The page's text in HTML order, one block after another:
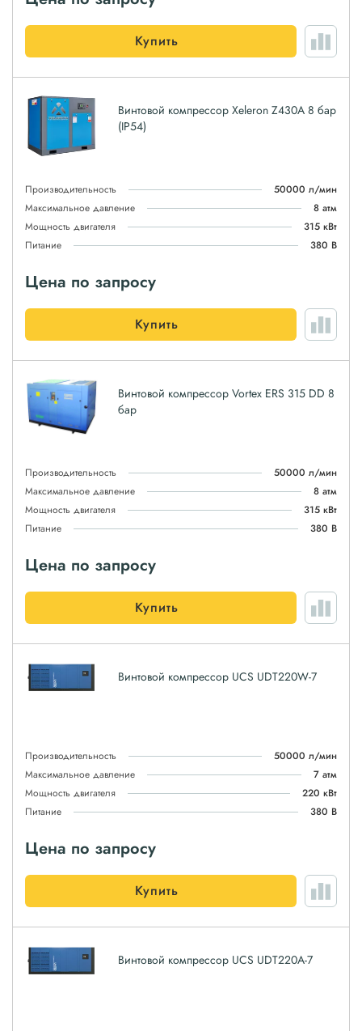
Купить
Винтовой компрессор Xeleron Z430A 8 бар
(IP54)
Производительность
50000 л/мин
Максимальное давление
8 атм
Мощность двигателя
315 кВт
Питание
380 В
Цена по запросу
Купить
Винтовой компрессор Vortex ERS 315 DD 8
бар
Производительность
50000 л/мин
Максимальное давление
8 атм
Мощность двигателя
315 кВт
Питание
380 В
Цена по запросу
Купить
Винтовой компрессор UCS UDT220W-7
Производительность
50000 л/мин
Максимальное давление
7 атм
Мощность двигателя
220 кВт
Питание
380 В
Цена по запросу
Купить
Винтовой компрессор UCS UDT220A-7